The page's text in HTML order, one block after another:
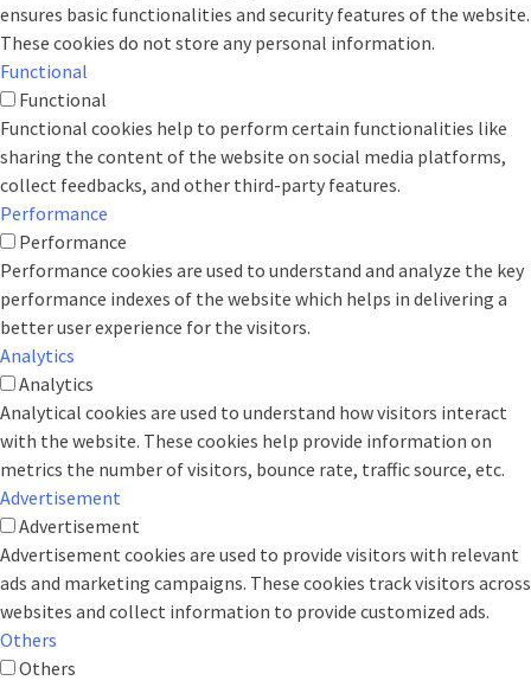
ensures basic functionalities and security features of the website.
These cookies do not store any personal information.
Functional
Functional
Functional cookies help to perform certain functionalities like
sharing the content of the website on social media platforms,
collect feedbacks, and other third-party features.
Performance
Performance
Performance cookies are used to understand and analyze the key
performance indexes of the website which helps in delivering a
better user experience for the visitors.
Analytics
Analytics
Analytical cookies are used to understand how visitors interact
with the website. These cookies help provide information on
metrics the number of visitors, bounce rate, traffic source, etc.
Advertisement
Advertisement
Advertisement cookies are used to provide visitors with relevant
ads and marketing campaigns. These cookies track visitors across
websites and collect information to provide customized ads.
Others
Others